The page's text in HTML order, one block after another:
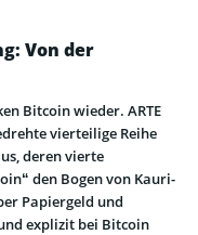
Von der
Bitcoin wieder. ARTE
vierteilige Reihe
deren vierte
den Bogen von Kauri-
Papiergeld und
explizit bei Bitcoin